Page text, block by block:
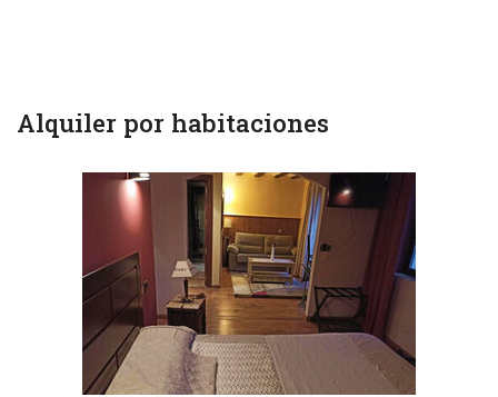
Alquiler por habitaciones